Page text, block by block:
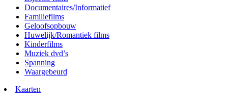
Documentaires/Informatief
Familiefilms
Geloofsopbouw
Huwelijk/Romantiek films
Kinderfilms
Muziek dvd’s
Spanning
Waargebeurd
Kaarten